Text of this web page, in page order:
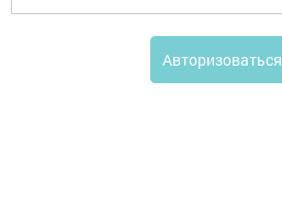
Авторизоваться